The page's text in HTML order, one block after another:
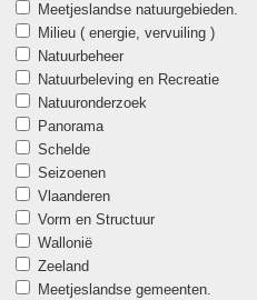
Meetjeslandse natuurgebieden.
Milieu ( energie, vervuiling )
Natuurbeheer
Natuurbeleving en Recreatie
Natuuronderzoek
Panorama
Schelde
Seizoenen
Vlaanderen
Vorm en Structuur
Wallonië
Zeeland
Meetjeslandse gemeenten.